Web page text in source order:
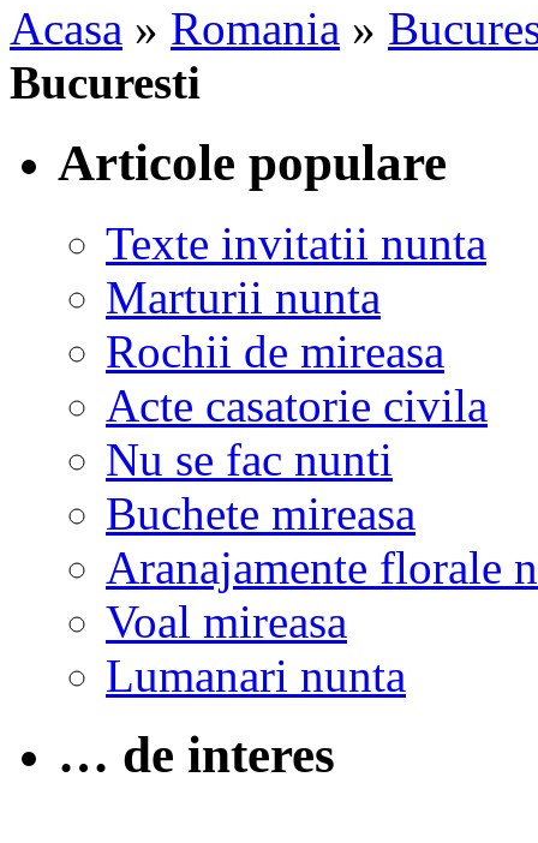
Acasa » Romania »
Bucuresti
Articole populare
Texte invitatii nunta
Marturii nunta
Rochii de mireasa
Acte casatorie civila
Nu se fac nunti
Buchete mireasa
Aranajamente florale
Voal mireasa
Lumanari nunta
… de interes